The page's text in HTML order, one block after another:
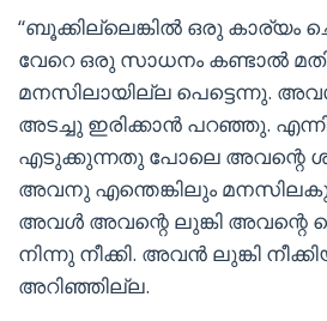
“ബൂക്കില്ലെങ്കിൽ ഒരു കാര്യം
വേറെ ഒരു സാധനം കണ്ടാൽ
മനസിലായില്ല പെട്ടെന്നു.
അടച്ചു ഇരിക്കാൻ പറഞ്ഞു.
എടുക്കുന്നതു പോലെ അവന്റെ
അവനു എന്തെങ്കിലും
അവൾ അവന്റെ ലുങ്കി അവന്റെ
നിന്നു നീക്കി. അവൻ ലുങ്കി
അറിഞ്ഞില്ല.